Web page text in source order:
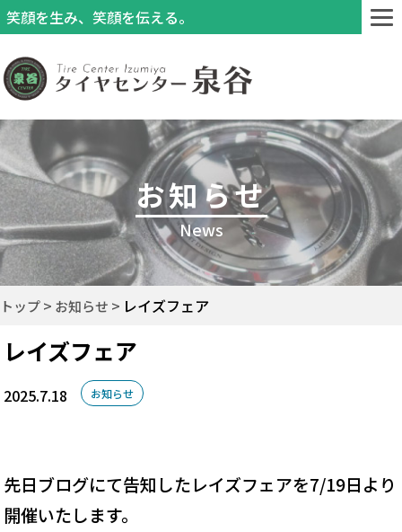
笑顔を生み、笑顔を伝える。
お知らせ
News
トップ お知らせ レイズフェア
レイズフェア
2025.7.18 お知らせ
先日ブログにて告知したレイズフェアを7/19日より
開催いたします。